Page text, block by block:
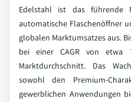
Edelstahl ist das führende
automatische Flaschenöffner
globalen Marktumsatzes aus.
bei einer CAGR von
Marktdurchschnitt. Das
sowohl den Premium-
gewerblichen Anwendungen